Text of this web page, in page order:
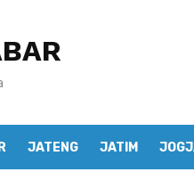
JATENG JATIM